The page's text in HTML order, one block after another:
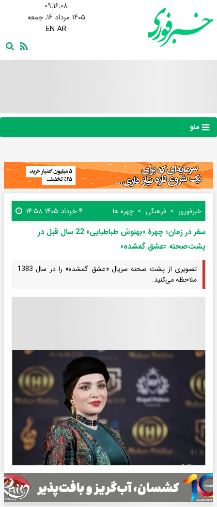
۰۹:۱۶:۰۹
۱۴۰۵ مرداد ۱۶, جمعه
EN AR
منو
خبرفوری فرهنگی چهره ها ۴ خرداد ۱۴۰۵ ۱۴:۵۸
سفر در زمان؛ چهرۀ «بهنوش طباطبایی» 22 سال قبل در
پشت‌صحنه «عشق گمشده»
تصویری از پشت صحنه سریال «عشق گمشده» را در سال 1383
ملاحظه می‌کنید.